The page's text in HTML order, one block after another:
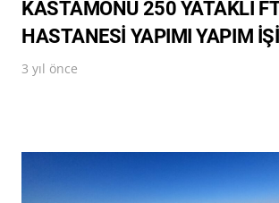
KASTAMONU 250 YATAKLI
HASTANESİ YAPIMI YAPIM İŞİ
3 yıl önce